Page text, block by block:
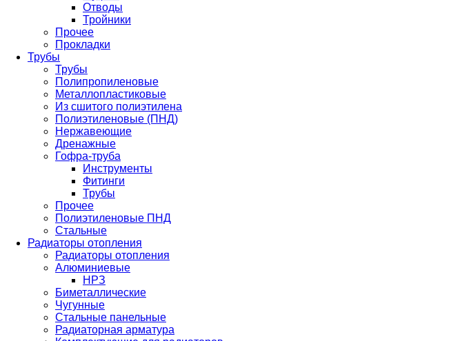
Отводы
Тройники
Прочее
Прокладки
Трубы
Трубы
Полипропиленовые
Металлопластиковые
Из сшитого полиэтилена
Полиэтиленовые (ПНД)
Нержавеющие
Дренажные
Гофра-труба
Инструменты
Фитинги
Трубы
Прочее
Полиэтиленовые ПНД
Стальные
Радиаторы отопления
Радиаторы отопления
Алюминиевые
НРЗ
Биметаллические
Чугунные
Стальные панельные
Радиаторная арматура